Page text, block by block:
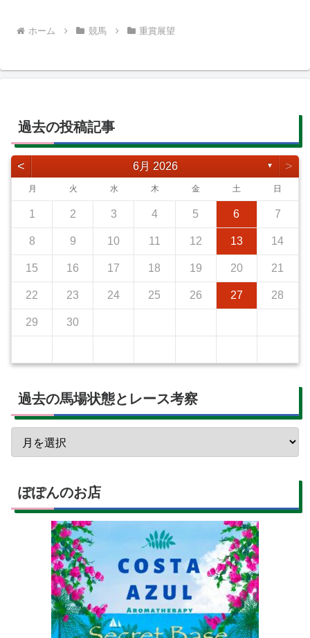
ホーム 競馬 重賞展望
過去の投稿記事
< 6月 2026 ▼ >
月 火 水 木 金 土 日
1 2 3 4 5 6 7
8 9 10 11 12 13 14
15 16 17 18 19 20 21
22 23 24 25 26 27 28
29 30
過去の馬場状態とレース考察
ぽぽんのお店